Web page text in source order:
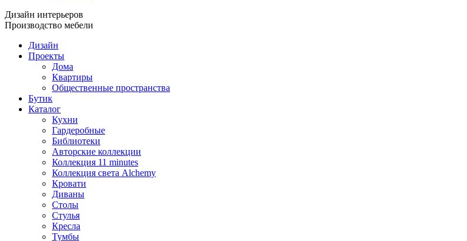
Дизайн интерьеров
Производство мебели
Дизайн
Проекты
Дома
Квартиры
Общественные пространства
Бутик
Каталог
Кухни
Гардеробные
Библиотеки
Авторские коллекции
Коллекция 11 minutes
Коллекция света Alchemy
Кровати
Диваны
Столы
Стулья
Кресла
Тумбы